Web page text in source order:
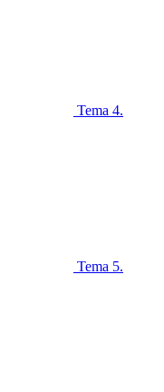
Tema 4.
Tema 5.